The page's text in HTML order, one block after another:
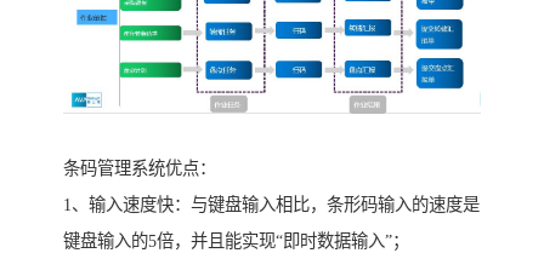
条码管理系统优点：
1、输入速度快：与键盘输入相比，条形码输入的速度是
键盘输入的5倍，并且能实现“即时数据输入”；